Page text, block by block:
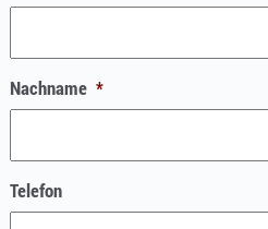
Nachname *
Telefon